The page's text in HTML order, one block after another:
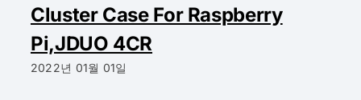
Cluster Case For Raspberry
Pi,JDUO 4CR
2022년 01월 01일